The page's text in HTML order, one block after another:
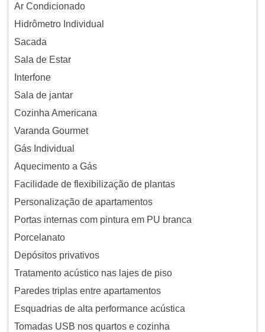
Ar Condicionado
Hidrômetro Individual
Sacada
Sala de Estar
Interfone
Sala de jantar
Cozinha Americana
Varanda Gourmet
Gás Individual
Aquecimento a Gás
Facilidade de flexibilização de plantas
Personalização de apartamentos
Portas internas com pintura em PU branca
Porcelanato
Depósitos privativos
Tratamento acústico nas lajes de piso
Paredes triplas entre apartamentos
Esquadrias de alta performance acústica
Tomadas USB nos quartos e cozinha